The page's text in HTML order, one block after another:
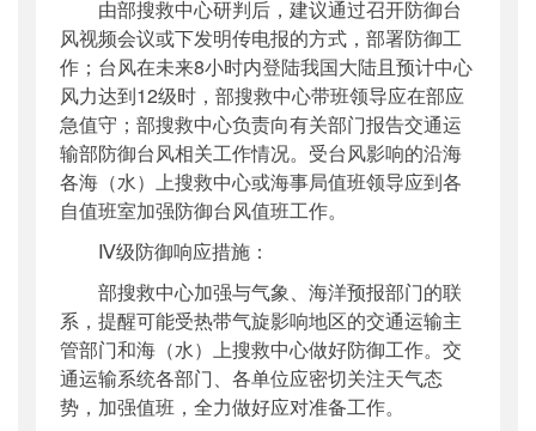
由部搜救中心研判后，建议通过召开防御台
风视频会议或下发明传电报的方式，部署防御工
作；台风在未来8小时内登陆我国大陆且预计中心
风力达到12级时，部搜救中心带班领导应在部应
急值守；部搜救中心负责向有关部门报告交通运
输部防御台风相关工作情况。受台风影响的沿海
各海（水）上搜救中心或海事局值班领导应到各
自值班室加强防御台风值班工作。
Ⅳ级防御响应措施：
部搜救中心加强与气象、海洋预报部门的联
系，提醒可能受热带气旋影响地区的交通运输主
管部门和海（水）上搜救中心做好防御工作。交
通运输系统各部门、各单位应密切关注天气态
势，加强值班，全力做好应对准备工作。